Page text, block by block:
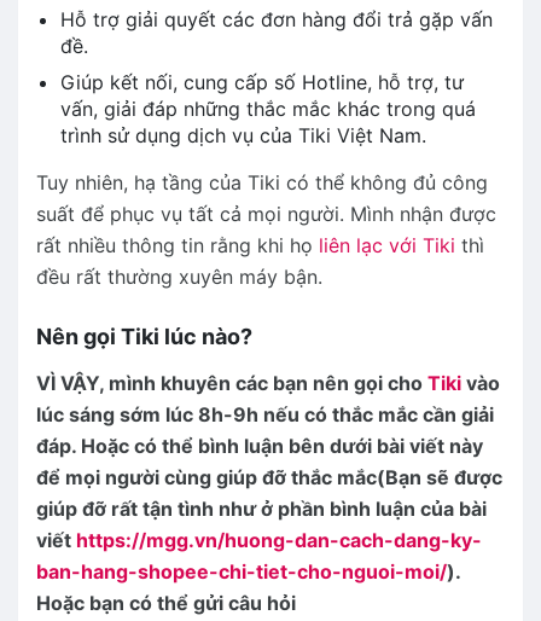
Hỗ trợ giải quyết các đơn hàng đổi trả gặp vấn
đề.
Giúp kết nối, cung cấp số Hotline, hỗ trợ, tư
vấn, giải đáp những thắc mắc khác trong quá
trình sử dụng dịch vụ của Tiki Việt Nam.
Tuy nhiên, hạ tầng của Tiki có thể không đủ công
suất để phục vụ tất cả mọi người. Mình nhận được
rất nhiều thông tin rằng khi họ liên lạc với Tiki thì
đều rất thường xuyên máy bận.
Nên gọi Tiki lúc nào?
VÌ VẬY, mình khuyên các bạn nên gọi cho Tiki vào
lúc sáng sớm lúc 8h-9h nếu có thắc mắc cần giải
đáp. Hoặc có thể bình luận bên dưới bài viết này
để mọi người cùng giúp đỡ thắc mắc(Bạn sẽ được
giúp đỡ rất tận tình như ở phần bình luận của bài
viết https://mgg.vn/huong-dan-cach-dang-ky-
ban-hang-shopee-chi-tiet-cho-nguoi-moi/).
Hoặc bạn có thể gửi câu hỏi